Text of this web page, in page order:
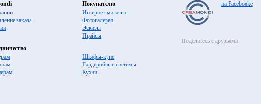
заказа
Покупателю
Интернет-магазин
Фотогалерея
Эскизы
Прайсы
Шкафы-купе
Гардеробные системы
Кухни
на Facebooke
Поделитесь с друзьями